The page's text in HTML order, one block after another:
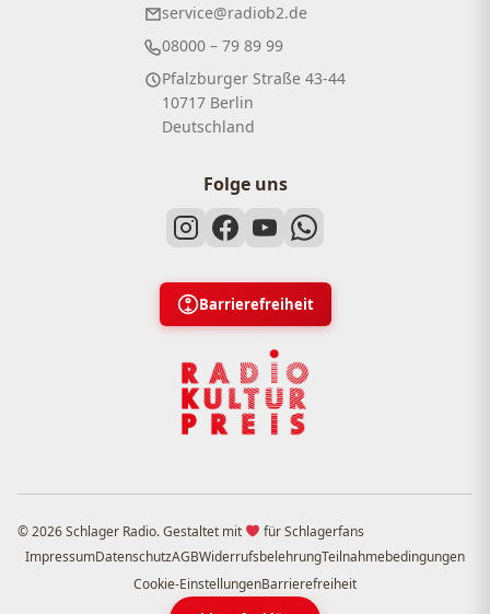
service@radiob2.de
08000 – 79 89 99
Pfalzburger Straße 43-44
10717 Berlin
Deutschland
Folge uns
Barrierefreiheit
© 2026 Schlager Radio. Gestaltet mit
für Schlagerfans
ImpressumDatenschutzAGBWiderrufsbelehrungTeilnahmebedingungen
Cookie-EinstellungenBarrierefreiheit